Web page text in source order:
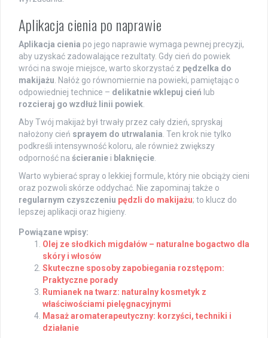
Aplikacja cienia po naprawie
Aplikacja cienia po jego naprawie wymaga pewnej precyzji,
aby uzyskać zadowalające rezultaty. Gdy cień do powiek
wróci na swoje miejsce, warto skorzystać z pędzelka do
makijażu . Nałóż go równomiernie na powieki, pamiętając o
odpowiedniej technice – delikatnie wklepuj cień lub
rozcieraj go wzdłuż linii powiek
Aby Twój makijaż był trwały przez cały dzień, spryskaj
nałożony cień sprayem do utrwalania . Ten krok nie tylko
podkreśli intensywność koloru, ale również zwiększy
odporność na ścieranie i blaknięcie
Warto wybierać spray o lekkiej formule, który nie obciąży cieni
oraz pozwoli skórze oddychać. Nie zapominaj także o
regularnym czyszczeniu pędzli do makijażu; to klucz do
lepszej aplikacji oraz higieny.
Powiązane wpisy:
Olej ze słodkich migdałów – naturalne bogactwo dla
skóry i włosów
Skuteczne sposoby zapobiegania rozstępom:
Praktyczne porady
Rumianek na twarz: naturalny kosmetyk z
właściwościami pielęgnacyjnymi
Masaż aromaterapeutyczny: korzyści, techniki i
działanie